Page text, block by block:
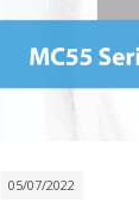
05/07/2022